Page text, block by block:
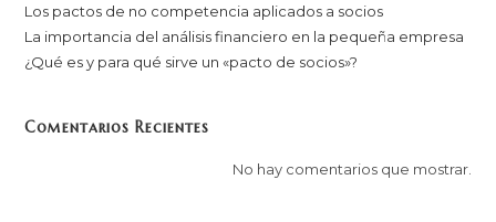
Los pactos de no competencia aplicados a socios
La importancia del análisis financiero en la pequeña empresa
¿Qué es y para qué sirve un «pacto de socios»?
Comentarios Recientes
No hay comentarios que mostrar.